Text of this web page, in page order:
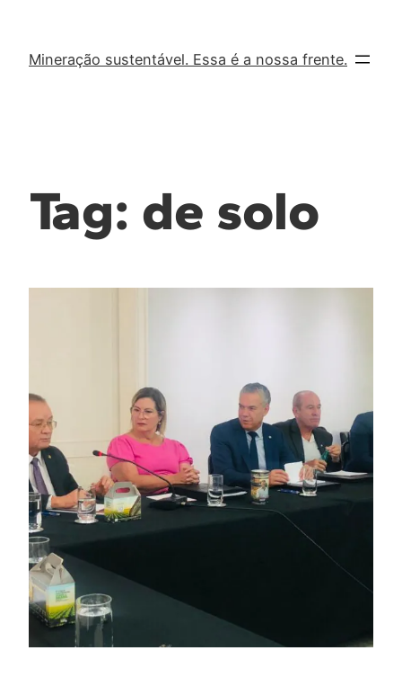
Mineração sustentável. Essa é a nossa frente.
Tag: de solo